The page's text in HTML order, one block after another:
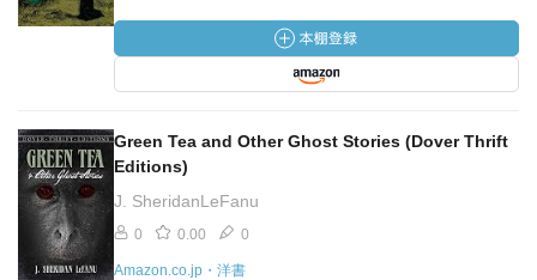
Green Tea and Other Ghost Stories (Dover Thrift
Editions)
J. SheridanLeFanu
0 0.00 0
Amazon.co.jp・洋書